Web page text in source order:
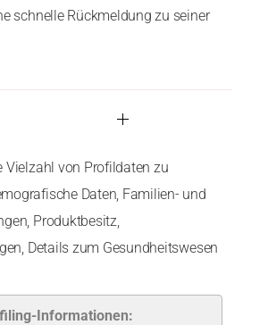
schnelle Rückmeldung zu seiner
Vielzahl von Profildaten zu
Daten, Familien- und
Produktbesitz,
Details zum Gesundheitswesen
Informationen: